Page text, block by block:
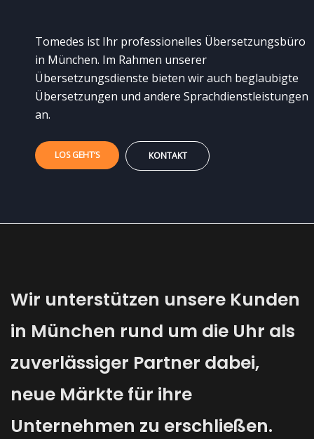
Tomedes ist Ihr professionelles Übersetzungsbüro
in München. Im Rahmen unserer
Übersetzungsdienste bieten wir auch beglaubigte
Übersetzungen und andere Sprachdienstleistungen
an.
LOS GEHT‘S KONTAKT
Wir unterstützen unsere Kunden
in München rund um die Uhr als
zuverlässiger Partner dabei,
neue Märkte für ihre
Unternehmen zu erschließen.